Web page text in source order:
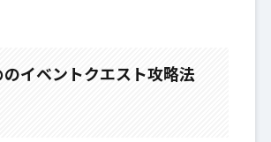
のイベントクエスト攻略法